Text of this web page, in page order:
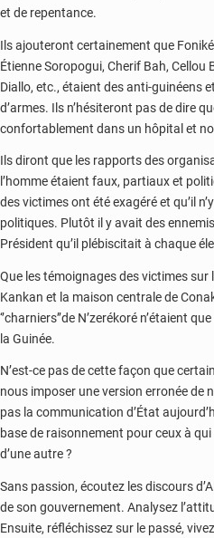
et de repentance.
Ils ajouteront certainement que
Étienne Soropogui, Cherif Bah,
Diallo, etc., étaient des anti-guinéens
d’armes. Ils n’hésiteront pas de dire
confortablement dans un hôpital et
Ils diront que les rapports des
l’homme étaient faux, partiaux et
des victimes ont été exagéré et qu’il
politiques. Plutôt il y avait des
Président qu’il plébiscitait à chaque
Que les témoignages des victimes sur
Kankan et la maison centrale de
‘’charniers’’de N’zerékoré n’étaient
la Guinée.
N’est-ce pas de cette façon que
nous imposer une version erronée de
pas la communication d’État
base de raisonnement pour ceux à
d’une autre ?
Sans passion, écoutez les discours
de son gouvernement. Analysez
Ensuite, réfléchissez sur le passé,